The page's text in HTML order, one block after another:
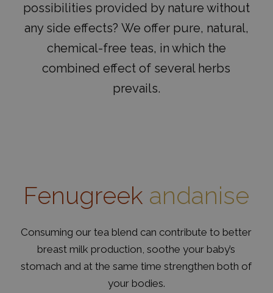
possibilities provided by nature without
any side effects? We offer pure, natural,
chemical-free teas, in which the
combined effect of several herbs
prevails.
Fenugreek andanise
Consuming our tea blend can contribute to better
breast milk production, soothe your baby’s
stomach and at the same time strengthen both of
your bodies.